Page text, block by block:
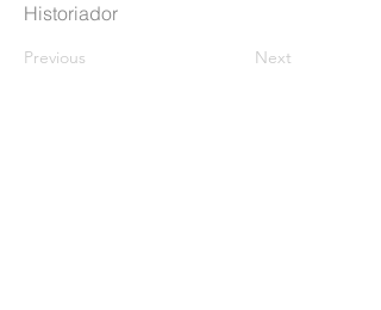
Historiador
Previous Next